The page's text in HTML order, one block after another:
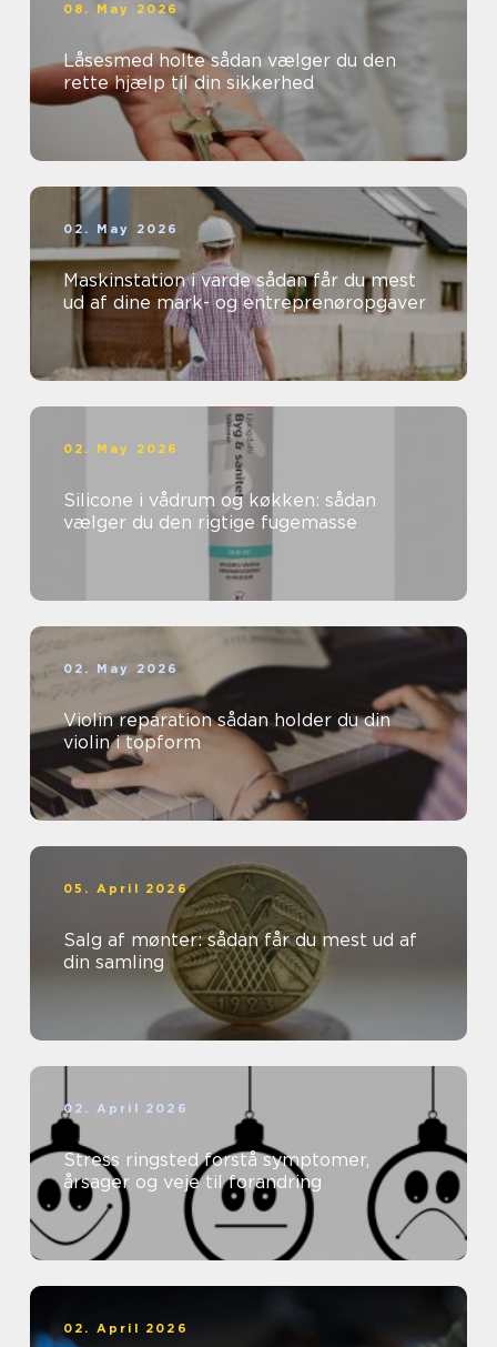
08. May 2026
Låsesmed holte sådan vælger du den
rette hjælp til din sikkerhed
02. May 2026
Maskinstation i varde sådan får du mest
ud af dine mark- og entreprenøropgaver
02. May 2026
Silicone i vådrum og køkken: sådan
vælger du den rigtige fugemasse
02. May 2026
Violin reparation sådan holder du din
violin i topform
05. April 2026
Salg af mønter: sådan får du mest ud af
din samling
02. April 2026
Stress ringsted forstå symptomer,
årsager og veje til forandring
02. April 2026